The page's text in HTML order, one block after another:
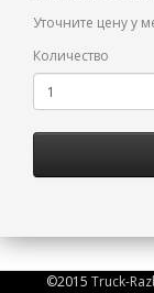
Уточните цену у
Количество
©2015 Truck-